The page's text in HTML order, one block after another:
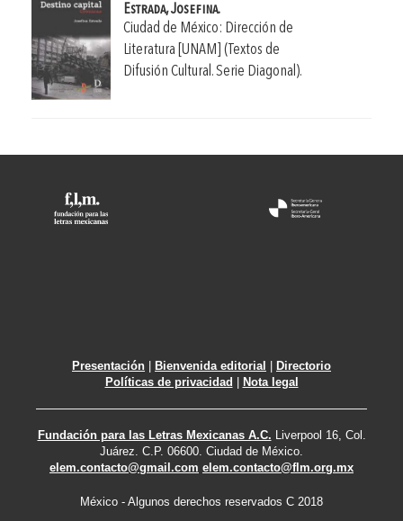
Estrada, Josefina.
Ciudad de México: Dirección de
Literatura [UNAM] (Textos de
Difusión Cultural. Serie Diagonal).
Presentación | Bienvenida editorial | Directorio
Políticas de privacidad | Nota legal
Fundación para las Letras Mexicanas A.C. Liverpool 16, Col.
Juárez. C.P. 06600. Ciudad de México.
elem.contacto@gmail.com elem.contacto@flm.org.mx
México - Algunos derechos reservados C 2018